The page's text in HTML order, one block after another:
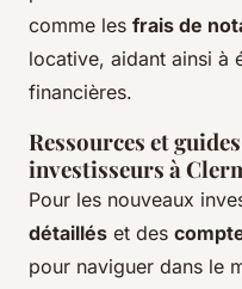
comme les frais de
locative, aidant ainsi à
financières.
Ressources et
investisseurs à
Pour les nouveaux
détaillés et des
pour naviguer dans le